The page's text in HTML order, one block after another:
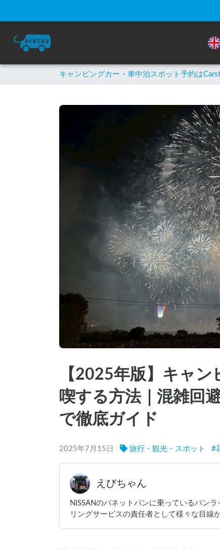
キャンピングカー・車中泊スポット予約は
【2025年版】キャ
喫する方法｜混雑回
で徹底ガイド
2025年7月15日 旅行・観光・スポット #
えびちゃん
NISSANのバネットバンに乗っているバン
リングサービスの責任者として様々な目線